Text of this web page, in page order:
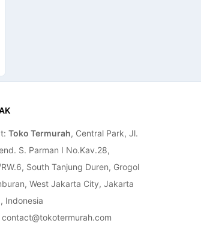
Toko Termurah, Central Park, Jl.
S. Parman I No.Kav.28,
RW.6, South Tanjung Duren, Grogol
West Jakarta City, Jakarta
Indonesia
contact@tokotermurah.com